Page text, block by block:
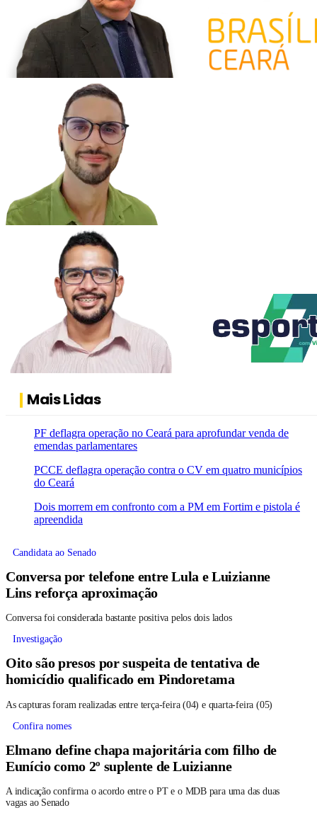
Mais Lidas
PF deflagra operação no Ceará para aprofundar venda de
emendas parlamentares
PCCE deflagra operação contra o CV em quatro municípios
do Ceará
Dois morrem em confronto com a PM em Fortim e pistola é
apreendida
Candidata ao Senado
Conversa por telefone entre Lula e Luizianne
Lins reforça aproximação
Conversa foi considerada bastante positiva pelos dois lados
Investigação
Oito são presos por suspeita de tentativa de
homicídio qualificado em Pindoretama
As capturas foram realizadas entre terça-feira (04) e quarta-feira (05)
Confira nomes
Elmano define chapa majoritária com filho de
Eunício como 2º suplente de Luizianne
A indicação confirma o acordo entre o PT e o MDB para uma das duas
vagas ao Senado